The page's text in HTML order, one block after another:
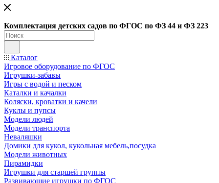
Комплектация детских садов по ФГОC по ФЗ 44 и ФЗ 223
Каталог
Игровое оборудование по ФГОС
Игрушки-забавы
Игры с водой и песком
Каталки и качалки
Коляски, кроватки и качели
Куклы и пупсы
Модели людей
Модели транспорта
Неваляшки
Домики для кукол, кукольная мебель,посудка
Модели животных
Пирамидки
Игрушки для старшей группы
Развивающие игрушки по ФГОС